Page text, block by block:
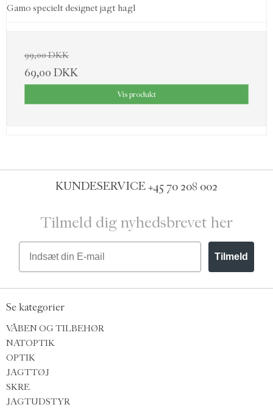
Gamo specielt designet jagt hagl
99,00 DKK
69,00 DKK
Vis produkt
KUNDESERVICE+45 70 208 002
Tilmeld dig nyhedsbrevet her
Email
Tilmeld
Se kategorier
VÅBEN OG TILBEHØR
NATOPTIK
OPTIK
JAGTTØJ
SKRE
JAGTUDSTYR